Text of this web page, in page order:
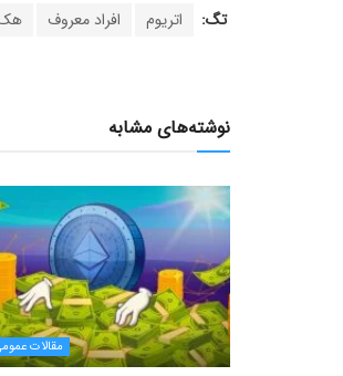
تگ: اتریوم افراد معروف
نوشته‌های مشابه
مقالات